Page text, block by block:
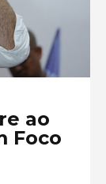
ao
Foco